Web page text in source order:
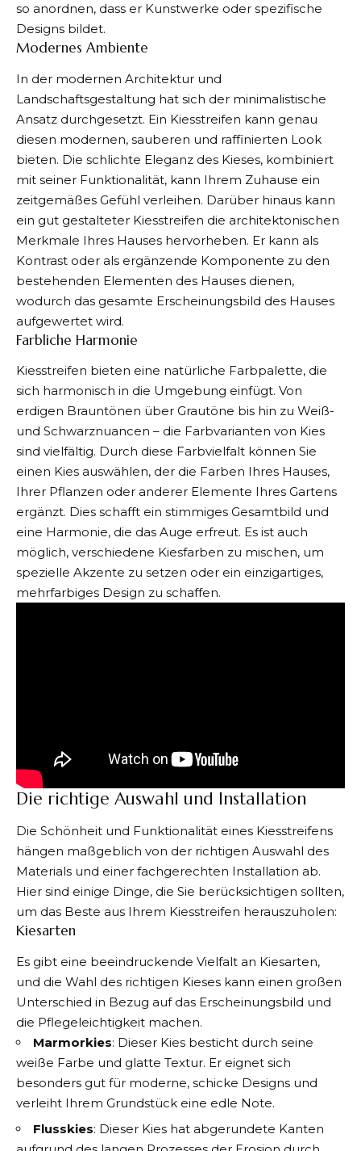
so anordnen, dass er Kunstwerke oder spezifische
Designs bildet.
Modernes Ambiente
In der modernen Architektur und
Landschaftsgestaltung hat sich der minimalistische
Ansatz durchgesetzt. Ein Kiesstreifen kann genau
diesen modernen, sauberen und raffinierten Look
bieten. Die schlichte Eleganz des Kieses, kombiniert
mit seiner Funktionalität, kann Ihrem Zuhause ein
zeitgemäßes Gefühl verleihen. Darüber hinaus kann
ein gut gestalteter Kiesstreifen die architektonischen
Merkmale Ihres Hauses hervorheben. Er kann als
Kontrast oder als ergänzende Komponente zu den
bestehenden Elementen des Hauses dienen,
wodurch das gesamte Erscheinungsbild des Hauses
aufgewertet wird.
Farbliche Harmonie
Kiesstreifen bieten eine natürliche Farbpalette, die
sich harmonisch in die Umgebung einfügt. Von
erdigen Brauntönen über Grautöne bis hin zu Weiß-
und Schwarznuancen – die Farbvarianten von Kies
sind vielfältig. Durch diese Farbvielfalt können Sie
einen Kies auswählen, der die Farben Ihres Hauses,
Ihrer Pflanzen oder anderer Elemente Ihres Gartens
ergänzt. Dies schafft ein stimmiges Gesamtbild und
eine Harmonie, die das Auge erfreut. Es ist auch
möglich, verschiedene Kiesfarben zu mischen, um
spezielle Akzente zu setzen oder ein einzigartiges,
mehrfarbiges Design zu schaffen.
Die richtige Auswahl und Installation
Die Schönheit und Funktionalität eines Kiesstreifens
hängen maßgeblich von der richtigen Auswahl des
Materials und einer fachgerechten Installation ab.
Hier sind einige Dinge, die Sie berücksichtigen sollten,
um das Beste aus Ihrem Kiesstreifen herauszuholen:
Kiesarten
Es gibt eine beeindruckende Vielfalt an Kiesarten,
und die Wahl des richtigen Kieses kann einen großen
Unterschied in Bezug auf das Erscheinungsbild und
die Pflegeleichtigkeit machen.
Marmorkies: Dieser Kies besticht durch seine
weiße Farbe und glatte Textur. Er eignet sich
besonders gut für moderne, schicke Designs und
verleiht Ihrem Grundstück eine edle Note.
Flusskies: Dieser Kies hat abgerundete Kanten